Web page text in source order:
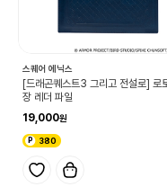
스퀘어 에닉스
[드래곤퀘스트3 그리고 전설로] 로
장 레더 파일
19,000
380